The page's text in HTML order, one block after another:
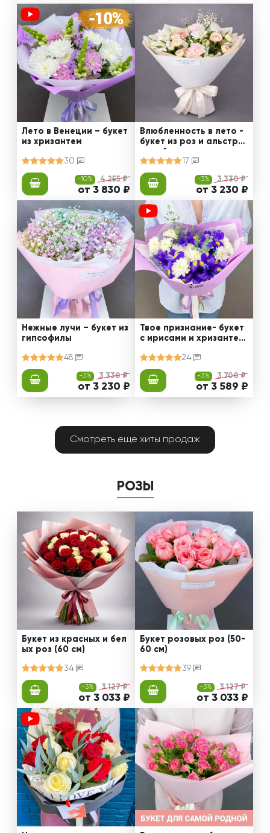
Лето в Венеции – букет
из хризантем
30
-10% 4 255 ₽
от 3 830 ₽
Влюбленность в лето -
букет из роз и альстро
мерий
17
-3% 3 330 ₽
от 3 230 ₽
Нежные лучи – букет из
гипсофилы
48
-3% 3 330 ₽
от 3 230 ₽
Твое признание- букет
с ирисами и хризантем
24
-3% 3 700 ₽
от 3 589 ₽
Смотреть еще хиты продаж
РОЗЫ
Букет из красных и бел
ых роз (60 см)
34
-3% 3 127 ₽
от 3 033 ₽
Букет розовых роз (50-
60 см)
39
-3% 3 127 ₽
от 3 033 ₽